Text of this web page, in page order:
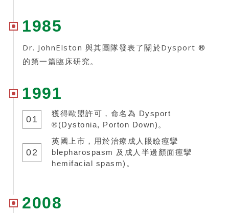
1985
Dr. JohnElston 與其團隊發表了關於Dysport ®
的第一篇臨床研究。
1991
01
獲得歐盟許可，命名為 Dysport
®(Dystonia, Porton Down)。
02
英國上市，用於治療成人眼瞼痙攣
blepharospasm 及成人半邊顏面痙攣
hemifacial spasm)。
2008